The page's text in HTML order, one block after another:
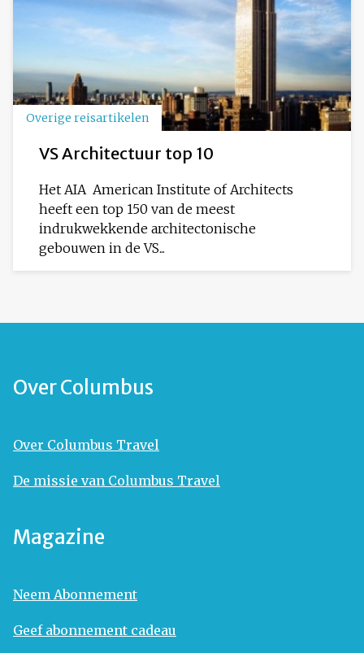
Overige reisartikelen
VS Architectuur top 10
Het AIA  American Institute of Architects 
heeft een top 150 van de meest
indrukwekkende architectonische
gebouwen in de VS...
Over Columbus
Over Columbus Travel
De missie van Columbus Travel
Magazine
Neem Abonnement
Geef abonnement cadeau